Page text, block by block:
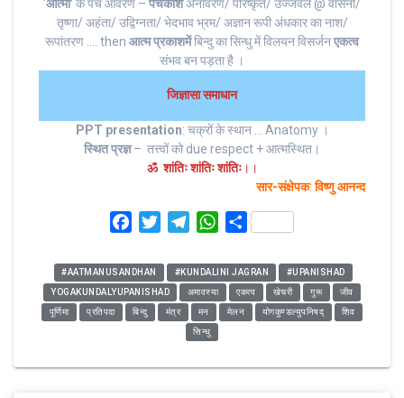
‘आत्मा‘ के पंच आवरण – पंचकोशअनावरण/ परिष्कृत/ उज्जवल @ वासना/
तृष्णा/ अहंता/ उद्विग्नता/ भेदभाव भ्रम/ अज्ञान रूपी अंधकार का नाश/
रूपांतरण …. then आत्म प्रकाशमेंबिन्दु का सिन्धु में विलयन विसर्जनएकत्व
संभव बन पड़ता है ।
जिज्ञासा समाधान
PPT presentation: चक्रों के स्थान … Anatomy ।
स्थित प्रज्ञ– तत्त्वों को due respect + आत्मस्थित।
ॐ शांतिः शांतिः शांतिः।।
सार-संक्षेपक:विष्णु आनन्द
c
e
b
k
i
t
t
l
e
g
r
m
W
a
t
s
p
S
a
r
e
#AATMANUSANDHAN #KUNDALINI JAGRAN
#UPANISHAD
YOGAKUNDALYUPANISHAD
अमावस्या एकत्व खेचरी गुरू
जीव
पूर्णिमा
प्रतिपदा बिन्दु मंत्र मन मेलन योगकुण्डल्युपनिषद्
शिव
सिन्धु